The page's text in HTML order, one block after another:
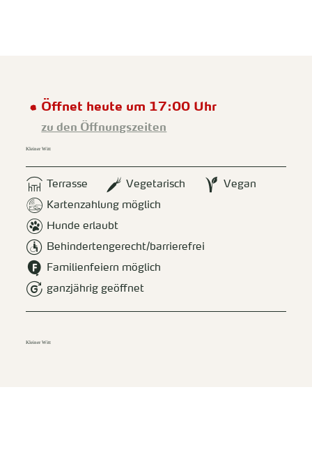
Öffnet heute um 17:00 Uhr
zu den Öffnungszeiten
Kleiner Witt
Terrasse Vegetarisch
Vegan
Kartenzahlung möglich
Hunde erlaubt
Behindertengerecht/barrierefrei
Familienfeiern möglich
ganzjährig geöffnet
Kleiner Witt